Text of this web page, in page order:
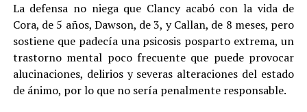
La defensa no niega que Clancy acabó con la vida de
Cora, de 5 años, Dawson, de 3, y Callan, de 8 meses, pero
sostiene que padecía una psicosis posparto extrema, un
trastorno mental poco frecuente que puede provocar
alucinaciones, delirios y severas alteraciones del estado
de ánimo, por lo que no sería penalmente responsable.